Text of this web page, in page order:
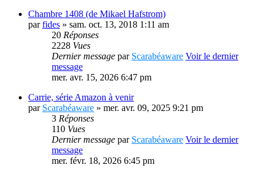
Chambre 1408 (de Mikael Hafstrom)
parfides » sam. oct. 13, 2018 1:11 am
20 Réponses
2228 Vues
Dernier message par Scarabéaware Voir le dernier
message
mer. avr. 15, 2026 6:47 pm
Carrie, série Amazon à venir
par Scarabéaware » mer. avr. 09, 2025 9:21 pm
3 Réponses
110 Vues
Dernier message par Scarabéaware Voir le dernier
message
mer. févr. 18, 2026 6:45 pm